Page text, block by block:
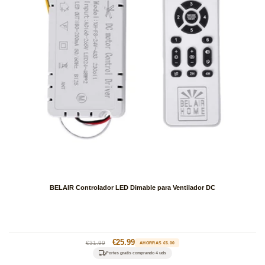
BELAIR Controlador LED Dimable para Ventilador DC
Precio
habitual
€31.99
Precio
de
€25.99 AHORRAS €6.00
Portes gratis comprando 4 uds